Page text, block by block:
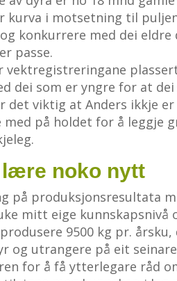
kurva i motsetning til
konkurrere med dei eldre
passe.
vektregistreringane
dei som er yngre for at
det viktig at Anders ikkje
med på holdet for å leggje
lære noko nytt
på produksjonsresultata
mitt eige
9500 kg pr.
og utrangere på eit
for å få ytterlegare råd